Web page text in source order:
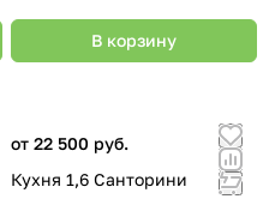
В корзину
от 22 500 руб.
Кухня 1,6 Санторини